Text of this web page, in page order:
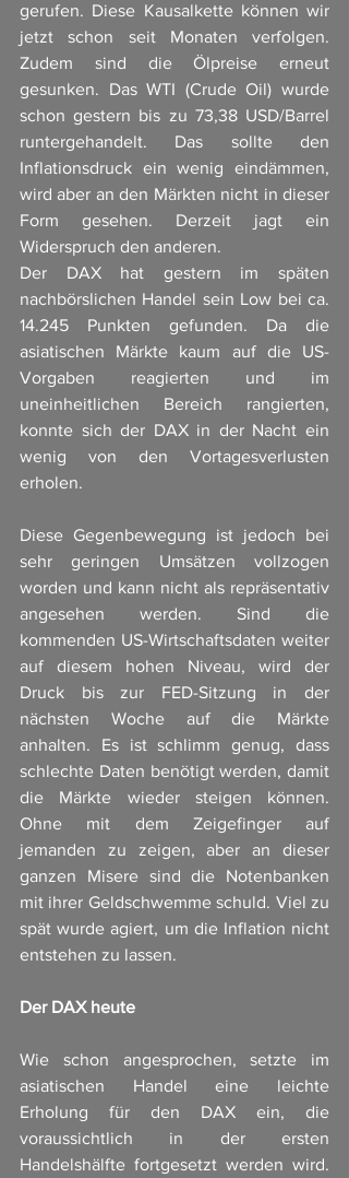
gerufen. Diese Kausalkette können wir
jetzt schon seit Monaten verfolgen.
Zudem sind die Ölpreise erneut
gesunken. Das WTI (Crude Oil) wurde
schon gestern bis zu 73,38 USD/Barrel
runtergehandelt. Das sollte den
Inflationsdruck ein wenig eindämmen,
wird aber an den Märkten nicht in dieser
Form gesehen. Derzeit jagt ein
Widerspruch den anderen.
Der DAX hat gestern im späten
nachbörslichen Handel sein Low bei ca.
14.245 Punkten gefunden. Da die
asiatischen Märkte kaum auf die US-
Vorgaben reagierten und im
uneinheitlichen Bereich rangierten,
konnte sich der DAX in der Nacht ein
wenig von den Vortagesverlusten
erholen.
Diese Gegenbewegung ist jedoch bei
sehr geringen Umsätzen vollzogen
worden und kann nicht als repräsentativ
angesehen werden. Sind die
kommenden US-Wirtschaftsdaten weiter
auf diesem hohen Niveau, wird der
Druck bis zur FED-Sitzung in der
nächsten Woche auf die Märkte
anhalten. Es ist schlimm genug, dass
schlechte Daten benötigt werden, damit
die Märkte wieder steigen können.
Ohne mit dem Zeigefinger auf
jemanden zu zeigen, aber an dieser
ganzen Misere sind die Notenbanken
mit ihrer Geldschwemme schuld. Viel zu
spät wurde agiert, um die Inflation nicht
entstehen zu lassen.
Der DAX heute
Wie schon angesprochen, setzte im
asiatischen Handel eine leichte
Erholung für den DAX ein, die
voraussichtlich in der ersten
Handelshälfte fortgesetzt werden wird.